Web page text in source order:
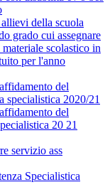
della scuola
grado cui assegnare
scolastico in
per l'anno
del
specialistica 2020/21
del
20 21
servizio ass
Specialistica